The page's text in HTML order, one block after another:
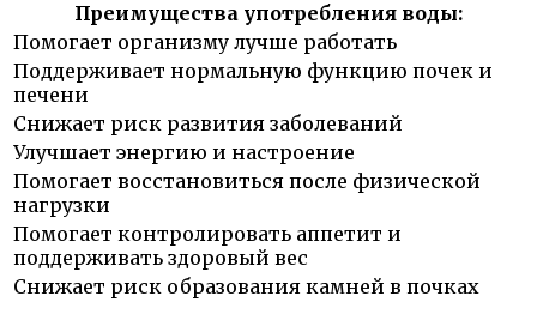
Преимущества употребления воды:
Помогает организму лучше работать
Поддерживает нормальную функцию почек и
печени
Снижает риск развития заболеваний
Улучшает энергию и настроение
Помогает восстановиться после физической
нагрузки
Помогает контролировать аппетит и
поддерживать здоровый вес
Снижает риск образования камней в почках